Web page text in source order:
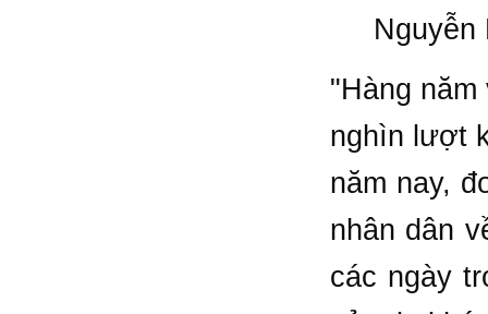
Nguyễn
"Hàng
nghìn lượt
năm nay,
nhân dân
các ngày